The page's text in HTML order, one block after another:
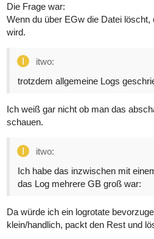
Die Frage war:
Wenn du über EGw die Datei
wird.
itwo:
trotzdem allgemeine Logs
Ich weiß gar nicht ob man das
schauen.
itwo:
Ich habe das inzwischen mit
das Log mehrere GB groß war:
Da würde ich ein logrotate
klein/handlich, packt den Rest und